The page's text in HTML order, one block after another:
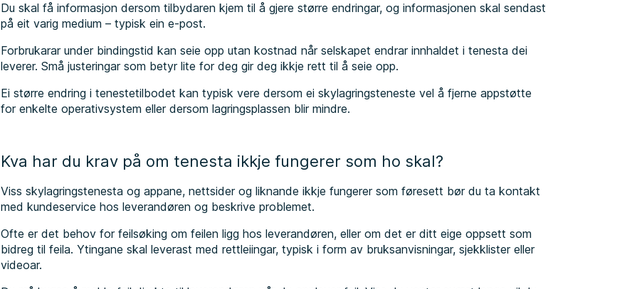
Du skal få informasjon dersom tilbydaren kjem til å gjere større endringar, og informasjonen skal sendast
på eit varig medium – typisk ein e-post.
Forbrukarar under bindingstid kan seie opp utan kostnad når selskapet endrar innhaldet i tenesta dei
leverer. Små justeringar som betyr lite for deg gir deg ikkje rett til å seie opp.
Ei større endring i tenestetilbodet kan typisk vere dersom ei skylagringsteneste vel å fjerne appstøtte
for enkelte operativsystem eller dersom lagringsplassen blir mindre.
Kva har du krav på om tenesta ikkje fungerer som ho skal?
Viss skylagringstenesta og appane, nettsider og liknande ikkje fungerer som føresett bør du ta kontakt
med kundeservice hos leverandøren og beskrive problemet.
Ofte er det behov for feilsøking om feilen ligg hos leverandøren, eller om det er ditt eige oppsett som
bidreg til feila. Ytingane skal leverast med rettleiingar, typisk i form av bruksanvisningar, sjekklister eller
videoar.